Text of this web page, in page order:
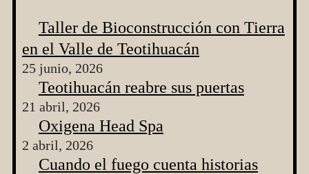
Taller de Bioconstrucción con Tierra
en el Valle de Teotihuacán
25 junio, 2026
Teotihuacán reabre sus puertas
21 abril, 2026
Oxigena Head Spa
2 abril, 2026
Cuando el fuego cuenta historias